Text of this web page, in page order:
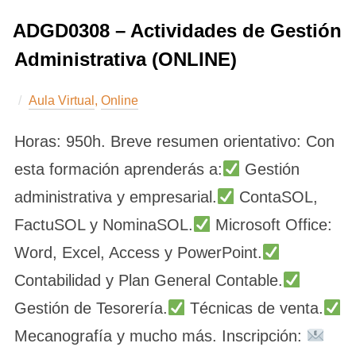
ADGD0308 – Actividades de Gestión
Administrativa (ONLINE)
Aula Virtual , Online
Horas: 950h. Breve resumen orientativo: Con
esta formación aprenderás a:
Gestión
administrativa y empresarial.
ContaSOL,
FactuSOL y NominaSOL.
Microsoft Office:
Word, Excel, Access y PowerPoint.
Contabilidad y Plan General Contable.
Gestión de Tesorería.
Técnicas de venta.
Mecanografía y mucho más. Inscripción: